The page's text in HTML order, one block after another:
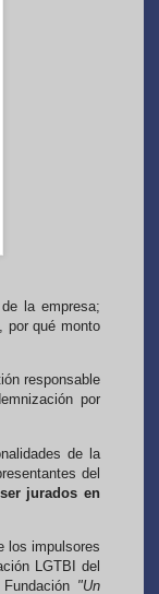
la empresa;
por qué monto
responsable
por
de la
del
jurados en
los impulsores
LGTBI del
"Un